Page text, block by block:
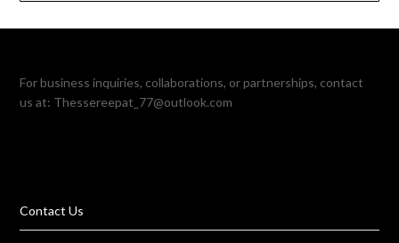
For business inquiries, collaborations, or partnerships, contact
us at: Thessereepat_77@outlook.com
Contact Us